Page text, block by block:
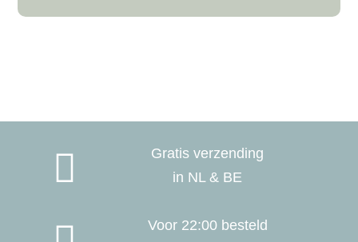

Gratis verzending
in NL & BE
Voor 22:00 besteld